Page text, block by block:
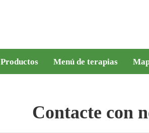
Productos Menú de terapias
Contacte con